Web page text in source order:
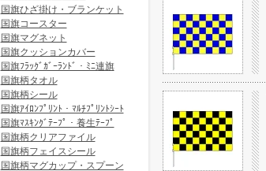
国旗ひざ掛け・ブランケット
国旗コースター
国旗マグネット
国旗クッションカバー
国旗ﾌﾗｯｸﾞｶﾞｰﾗﾝﾄﾞ・ﾐﾆ連旗
国旗柄タオル
国旗柄シール
国旗ｱｲﾛﾝﾌﾟﾘﾝﾄ・ﾏﾙﾁﾌﾟﾘﾝﾄｼｰﾄ
国旗ﾏｽｷﾝｸﾞﾃｰﾌﾟ・養生ﾃｰﾌﾟ
国旗柄クリアファイル
国旗柄フェイスシール
国旗柄マグカップ・スプーン